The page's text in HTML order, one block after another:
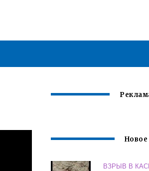
Новое
ВЗРЫВ В